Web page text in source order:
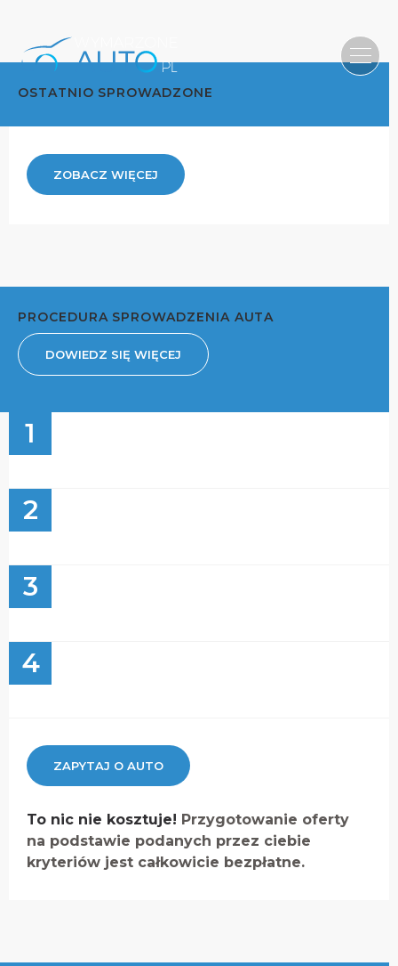
OSTATNIO SPROWADZONE
ZOBACZ WIĘCEJ
PROCEDURA SPROWADZENIA AUTA
DOWIEDZ SIĘ WIĘCEJ
1
2
3
4
ZAPYTAJ O AUTO
To nic nie kosztuje! Przygotowanie oferty
na podstawie podanych przez ciebie
kryteriów jest całkowicie bezpłatne.